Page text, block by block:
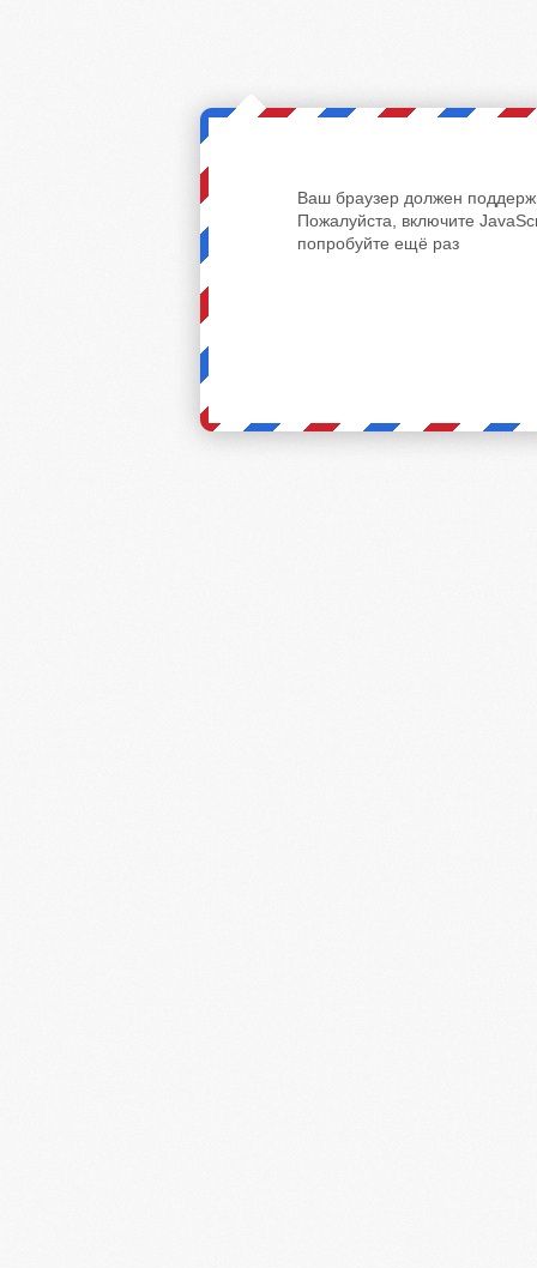
Ваш браузер должен
Пожалуйста, включите
попробуйте ещё раз